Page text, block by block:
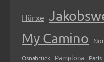
Hünxe
My Camino
Osnabrück Pamplona Paris